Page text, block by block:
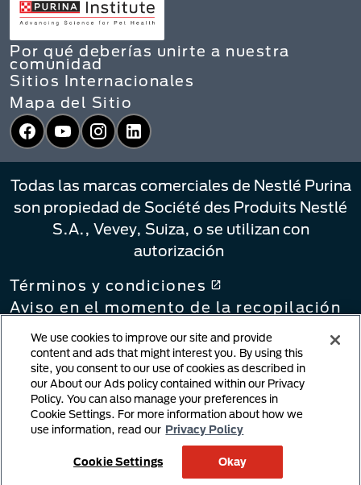
Por qué deberías unirte a nuestra
comunidad
Sitios Internacionales
Mapa del Sitio
Facebook
YouTubeInstagram
LinkedIn
Todas las marcas comerciales de Nestlé Purina
son propiedad de Société des Produits Nestlé
S.A., Vevey, Suiza, o se utilizan con
autorización
Términos y condiciones
Aviso en el momento de la recopilación
Política de privacidad
Sus Opciones de Privacidad
Política de vinculación
Notificación de infracción de derechos
de autor
Contenido generado por el usuario
Ley de cadenas de suministro
We use cookies to improve our site and provide
content and ads that might interest you. By using this
site, you consent to our use of cookies as described in
our About our Ads policy contained within our Privacy
Policy. You can also manage your preferences in
Cookie Settings. For more information about how we
use information, read our Privacy Policy
Cookie Settings Okay